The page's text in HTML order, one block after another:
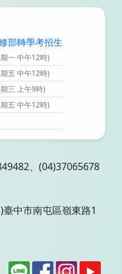
部轉學考招生
一 中午12時)
五 中午12時)
三 上午9時)
五 中午12時)
、(04)37065678
中市南屯區嶺東路1